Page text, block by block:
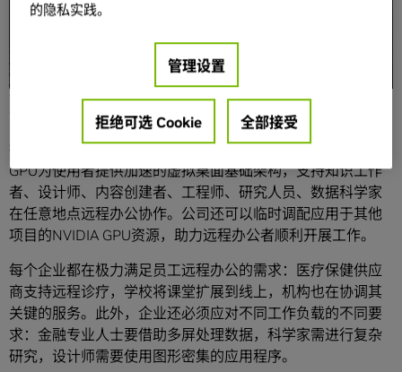
在充满挑战的当下，唯有携手努力才能共克时艰。目前，越
来越多的公司需要快速支持员工进行远程办公，NVIDIA决定
将90天免费的虚拟GPU软件评估许可证从128个扩展到500
拥有vGPU软件许可证，公司能够借助其本地部署的NVIDIA
GPU为使用者提供加速的虚拟桌面基础架构，支持知识工作
者、设计师、内容创建者、工程师、研究人员、数据科学家
在任意地点远程办公协作。公司还可以临时调配应用于其他
项目的NVIDIA GPU资源，助力远程办公者顺利开展工作。
每个企业都在极力满足员工远程办公的需求：医疗保健供应
商支持远程诊疗，学校将课堂扩展到线上，机构也在协调其
关键的服务。此外，企业还必须应对不同工作负载的不同要
求：金融专业人士要借助多屏处理数据，科学家需进行复杂
研究，设计师需要使用图形密集的应用程序。
的隐私实践。
管理设置
拒绝可选 Cookie 全部接受